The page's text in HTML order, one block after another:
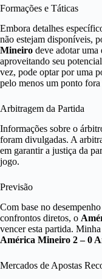
Formações e Táticas
Embora detalhes
não estejam disponíveis,
Mineiro deve adotar uma
aproveitando seu
vez, pode optar por uma
pelo menos um ponto fora
Arbitragem da Partida
Informações sobre o
foram divulgadas. A
em garantir a justiça da
jogo.
Previsão
Com base no
confrontos diretos, o
vencer esta partida.
América Mineiro 2 – 0
Mercados de Apostas